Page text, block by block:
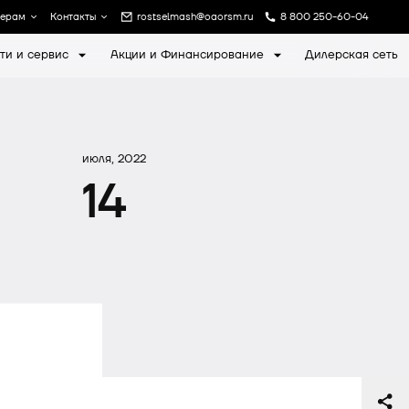
Контакты rostselmash@oaorsm.ru 8 800 250-60-04
и сервис Акции и Финансирование Дилерская сеть
июля, 2022
14